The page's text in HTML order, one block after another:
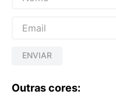
ENVIAR
Outras cores: